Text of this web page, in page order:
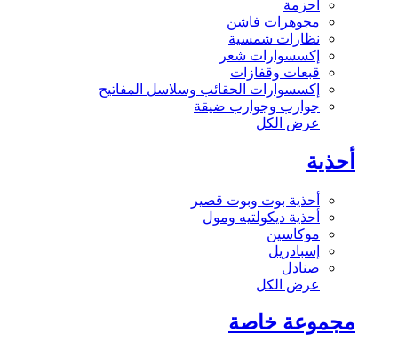
أحزمة
مجوهرات فاشن
نظارات شمسية
إكسسوارات شعر
قبعات وقفازات
إكسسوارات الحقائب وسلاسل المفاتيح
جوارب وجوارب ضيقة
عرض الكل
أحذية
أحذية بوت وبوت قصير
أحذية ديكولتيه ومول
موكاسين
إسبادريل
صنادل
عرض الكل
مجموعة خاصة